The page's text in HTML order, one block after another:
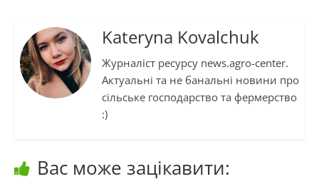
Kateryna Kovalchuk
Журналіст ресурсу news.agro-center.
Актуальні та не банальні новини про
сільське господарство та фермерство
:)
Вас може зацікавити: